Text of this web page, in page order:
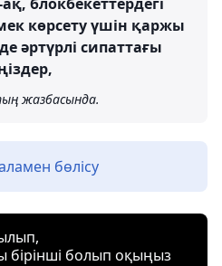
көрсету үшін қаржы
әртүрлі сипаттағы
жазбасында.
бөлісу
бірінші болып оқыңыз